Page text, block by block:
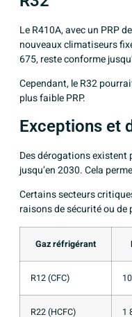
Le R410A, avec un PRP
nouveaux climatiseurs
675, reste conforme
Cependant, le R32
plus faible PRP.
Exceptions et
Des dérogations existent
jusqu’en 2030. Cela
Certains secteurs
raisons de sécurité ou de
Gaz réfrigérant
R12 (CFC)
R22 (HCFC) 1